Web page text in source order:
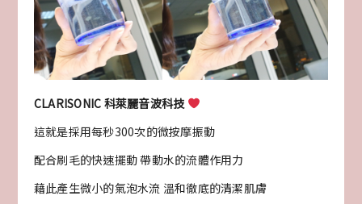
CLARISONIC 科萊麗音波科技
這就是採用每秒300次的微按摩振動
配合刷毛的快速擺動 帶動水的流體作用力
藉此產生微小的氣泡水流 溫和徹底的清潔肌膚